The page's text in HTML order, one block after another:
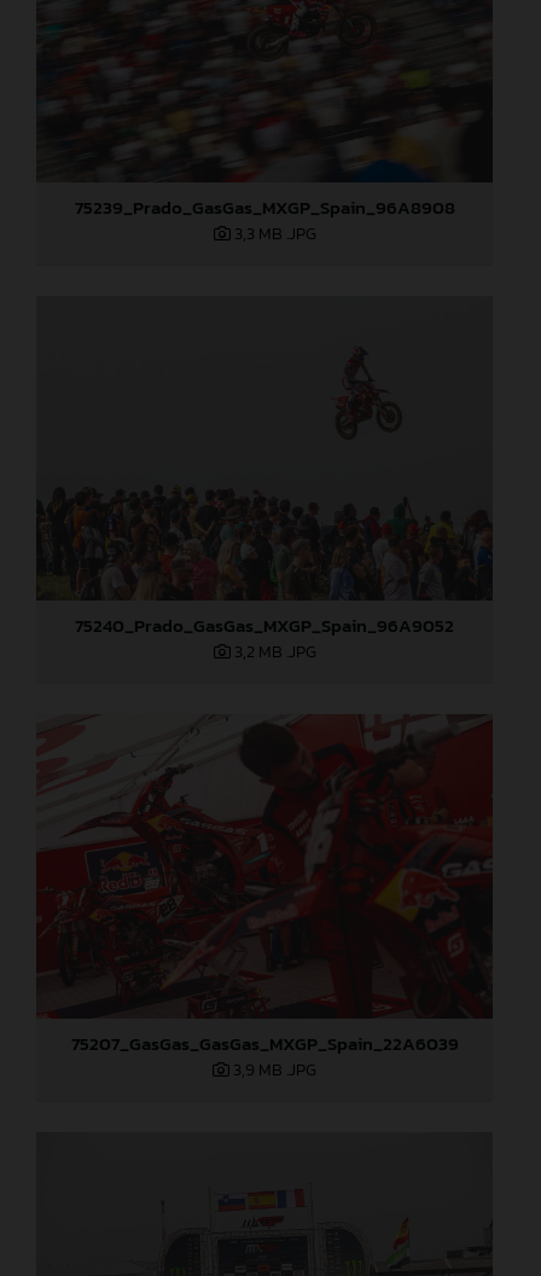
75239_Prado_GasGas_MXGP_Spain_96A8908
3,3 MB .JPG
75240_Prado_GasGas_MXGP_Spain_96A9052
3,2 MB .JPG
75207_GasGas_GasGas_MXGP_Spain_22A6039
3,9 MB .JPG